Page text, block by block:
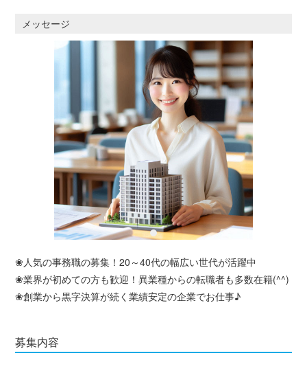
メッセージ
❀人気の事務職の募集！20～40代の幅広い世代が活躍中
❀業界が初めての方も歓迎！異業種からの転職者も多数在籍(^^)
❀創業から黒字決算が続く業績安定の企業でお仕事♪
募集内容